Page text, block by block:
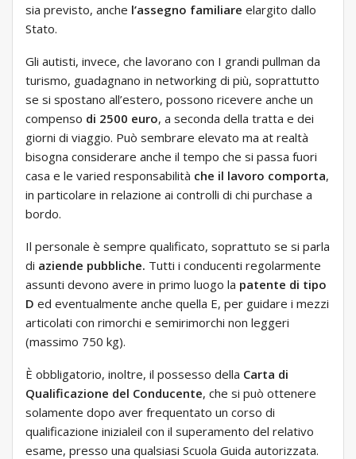
sia previsto, anche l’assegno familiare elargito dallo
Stato.
Gli autisti, invece, che lavorano con I grandi pullman da
turismo, guadagnano in networking di più, soprattutto
se si spostano all’estero, possono ricevere anche un
compenso di 2500 euro, a seconda della tratta e dei
giorni di viaggio. Può sembrare elevato ma at realtà
bisogna considerare anche il tempo che si passa fuori
casa e le varied responsabilità che il lavoro comporta,
in particolare in relazione ai controlli di chi purchase a
bordo.
Il personale è sempre qualificato, soprattuto se si parla
di aziende pubbliche. Tutti i conducenti regolarmente
assunti devono avere in primo luogo la patente di tipo
D ed eventualmente anche quella E, per guidare i mezzi
articolati con rimorchi e semirimorchi non leggeri
(massimo 750 kg).
È obbligatorio, inoltre, il possesso della Carta di
Qualificazione del Conducente, che si può ottenere
solamente dopo aver frequentato un corso di
qualificazione inizialeil con il superamento del relativo
esame, presso una qualsiasi Scuola Guida autorizzata.